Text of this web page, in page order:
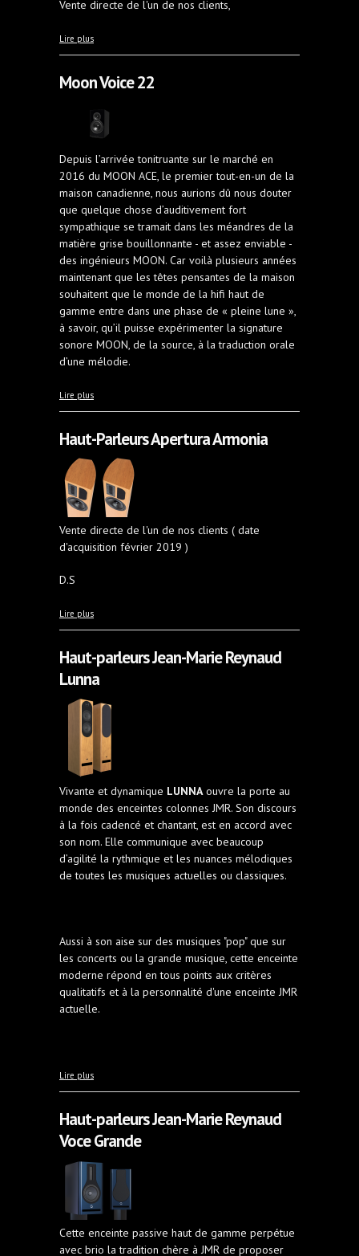
Vente directe de l'un de nos clients,
Lire plus
Moon Voice 22
Depuis l’arrivée tonitruante sur le marché en
2016 du MOON ACE, le premier tout-en-un de la
maison canadienne, nous aurions dû nous douter
que quelque chose d’auditivement fort
sympathique se tramait dans les méandres de la
matière grise bouillonnante - et assez enviable -
des ingénieurs MOON. Car voilà plusieurs années
maintenant que les têtes pensantes de la maison
souhaitent que le monde de la hifi haut de
gamme entre dans une phase de « pleine lune »,
à savoir, qu’il puisse expérimenter la signature
sonore MOON, de la source, à la traduction orale
d’une mélodie.
Lire plus
Haut-Parleurs Apertura Armonia
Vente directe de l'un de nos clients ( date
d'acquisition février 2019 )
D.S
Lire plus
Haut-parleurs Jean-Marie Reynaud
Lunna
Vivante et dynamique LUNNA ouvre la porte au
monde des enceintes colonnes JMR. Son discours
à la fois cadencé et chantant, est en accord avec
son nom. Elle communique avec beaucoup
d’agilité la rythmique et les nuances mélodiques
de toutes les musiques actuelles ou classiques.
Aussi à son aise sur des musiques "pop" que sur
les concerts ou la grande musique, cette enceinte
moderne répond en tous points aux critères
qualitatifs et à la personnalité d'une enceinte JMR
actuelle.
Lire plus
Haut-parleurs Jean-Marie Reynaud
Voce Grande
Cette enceinte passive haut de gamme perpétue
avec brio la tradition chère à JMR de proposer